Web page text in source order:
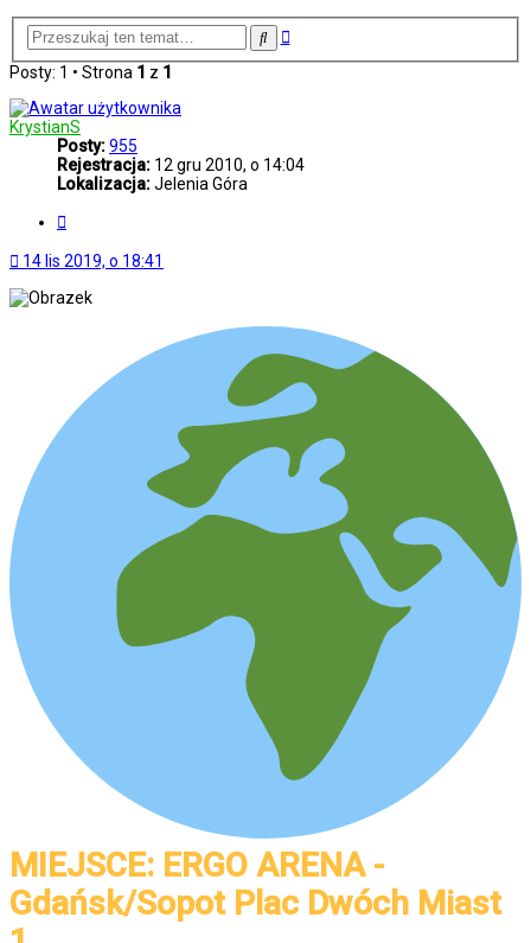
SzukajWyszukiwanie
Posty: 1 • Strona 1 z 1
KrystianS
Posty:955
Rejestracja: 12 gru 2010, o 14:04
Lokalizacja:Jelenia Góra
14 lis 2019, o 18:41
MIEJSCE: ERGO ARENA -
Gdańsk/Sopot Plac Dwóch Miast